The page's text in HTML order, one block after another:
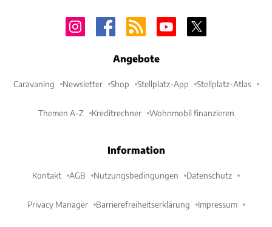
Angebote
Caravaning Newsletter Shop Stellplatz-App Stellplatz-Atlas
Themen A-Z Kreditrechner Wohnmobil finanzieren
Information
Kontakt AGB Nutzungsbedingungen Datenschutz
Privacy Manager Barrierefreiheitserklärung Impressum